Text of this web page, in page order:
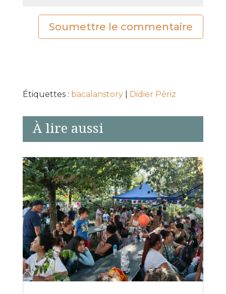
Soumettre le commentaire
Étiquettes : bacalanstory| Didier Périz
À lire aussi